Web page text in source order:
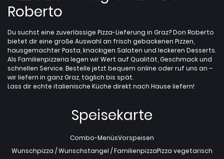
Roberto
Du suchst eine zuverlässige Pizza-Lieferung in Graz? Don Roberto
bietet dir eine große Auswahl an frisch gebackenen Pizzen,
hausgemachter Pasta, knackigen Salaten und leckeren Desserts.
Als Familienpizzeria legen wir Wert auf Qualität, Geschmack und
schnellen Service. Bestelle jetzt bequem online oder ruf uns an –
wir liefern in ganz Graz, täglich bis spät.
Lass dir echte italienische Küche direkt nach Hause liefern!
Speisekarte
Combo-MenüsVorspeisen
Wunschpizza / Wunschstangel / FamilienpizzaPizza vegetarisch